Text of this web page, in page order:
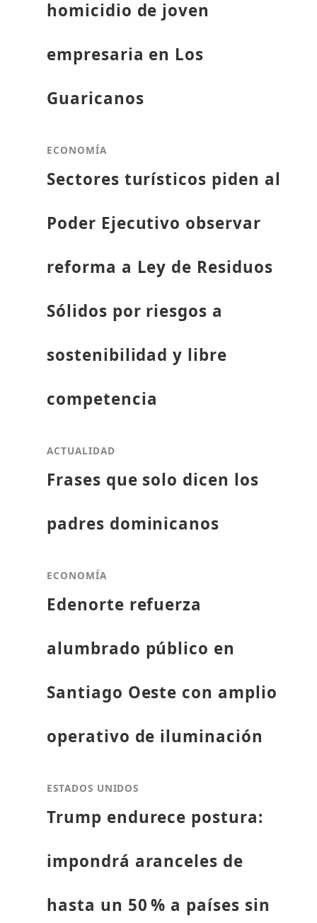
homicidio de joven
empresaria en Los
Guaricanos
ECONOMÍA
Sectores turísticos piden al
Poder Ejecutivo observar
reforma a Ley de Residuos
Sólidos por riesgos a
sostenibilidad y libre
competencia
ACTUALIDAD
Frases que solo dicen los
padres dominicanos
ECONOMÍA
Edenorte refuerza
alumbrado público en
Santiago Oeste con amplio
operativo de iluminación
ESTADOS UNIDOS
Trump endurece postura:
impondrá aranceles de
hasta un 50 % a países sin